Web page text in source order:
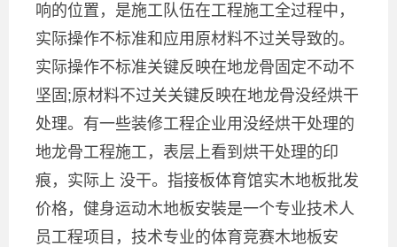
响的位置，是施工队伍在工程施工全过程中，
实际操作不标准和应用原材料不过关导致的。
实际操作不标准关键反映在地龙骨固定不动不
坚固;原材料不过关关键反映在地龙骨没经烘干
处理。有一些装修工程企业用没经烘干处理的
地龙骨工程施工，表层上看到烘干处理的印
痕，实际上 没干。指接板体育馆实木地板批发
价格，健身运动木地板安裝是一个专业技术人
员工程项目，技术专业的体育竞赛木地板安